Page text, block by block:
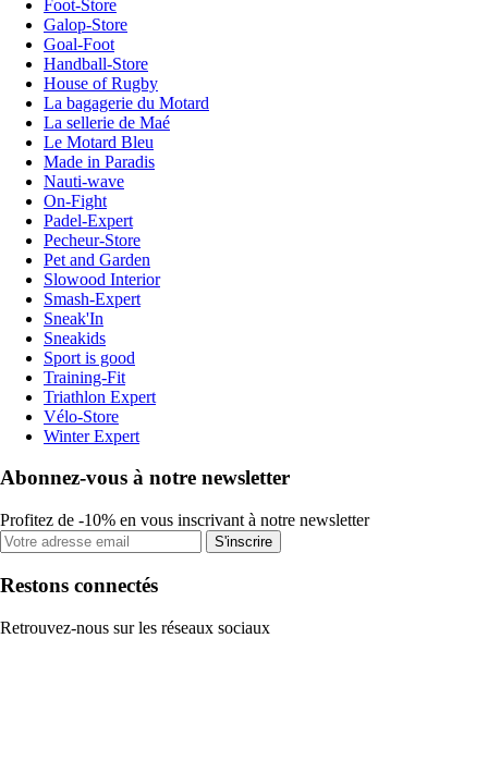
Foot-Store
Galop-Store
Goal-Foot
Handball-Store
House of Rugby
La bagagerie du Motard
La sellerie de Maé
Le Motard Bleu
Made in Paradis
Nauti-wave
On-Fight
Padel-Expert
Pecheur-Store
Pet and Garden
Slowood Interior
Smash-Expert
Sneak'In
Sneakids
Sport is good
Training-Fit
Triathlon Expert
Vélo-Store
Winter Expert
Abonnez-vous à notre newsletter
Profitez de -10% en vous inscrivant à notre newsletter
S'inscrire
Restons connectés
Retrouvez-nous sur les réseaux sociaux